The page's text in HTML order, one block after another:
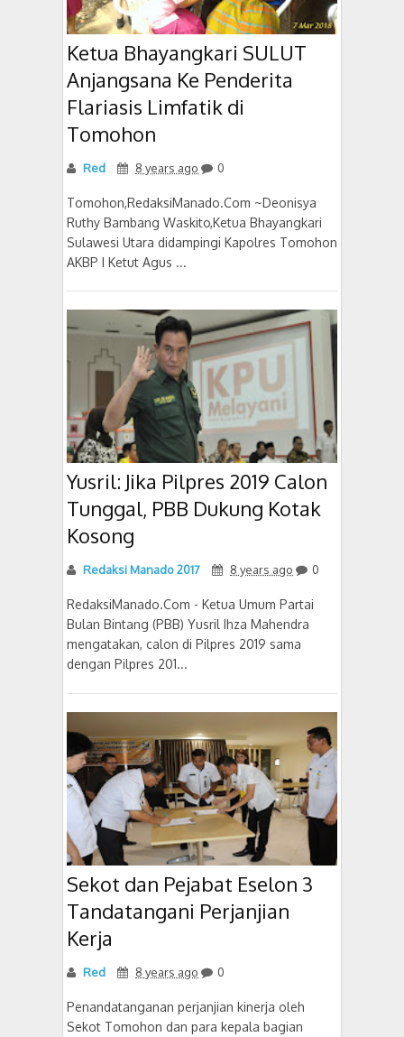
Ketua Bhayangkari SULUT
Anjangsana Ke Penderita
Flariasis Limfatik di
Tomohon
Red 8 years ago 0
Tomohon,RedaksiManado.Com ~Deonisya
Ruthy Bambang Waskito,Ketua Bhayangkari
Sulawesi Utara didampingi Kapolres Tomohon
AKBP I Ketut Agus ...
Yusril: Jika Pilpres 2019 Calon
Tunggal, PBB Dukung Kotak
Kosong
Redaksi Manado 2017 8 years ago 0
RedaksiManado.Com - Ketua Umum Partai
Bulan Bintang (PBB) Yusril Ihza Mahendra
mengatakan, calon di Pilpres 2019 sama
dengan Pilpres 201...
Sekot dan Pejabat Eselon 3
Tandatangani Perjanjian
Kerja
Red 8 years ago 0
Penandatanganan perjanjian kinerja oleh
Sekot Tomohon dan para kepala bagian